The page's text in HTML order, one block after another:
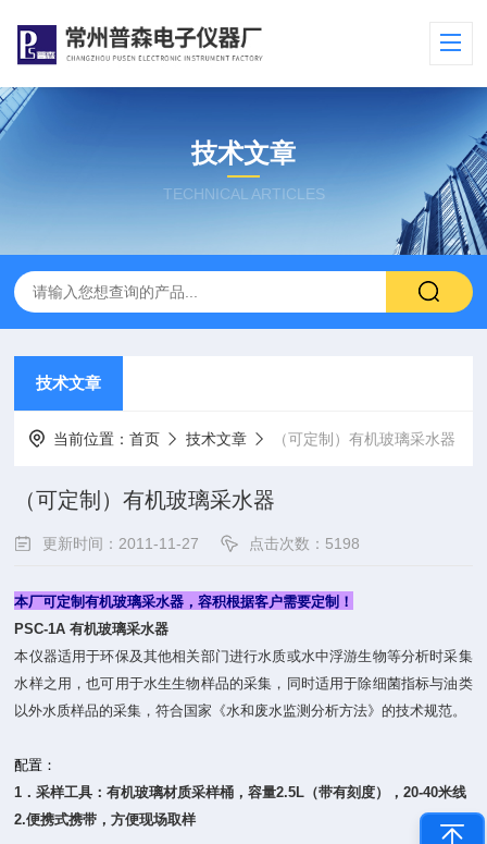
技术文章
TECHNICAL ARTICLES
技术文章
当前位置：首页 技术文章 （可定制）有机玻璃采水器
（可定制）有机玻璃采水器
更新时间：2011-11-27 点击次数：5198
本厂可定制有机玻璃采水器，容积根据客户需要定制！
PSC-1A 有机玻璃采水器
本仪器适用于环保及其他相关部门进行水质或水中浮游生物等分析时采集
水样之用，也可用于水生生物样品的采集，同时适用于除细菌指标与油类
以外水质样品的采集，符合国家《水和废水监测分析方法》的技术规范。
配置：
1．采样工具：有机玻璃材质采样桶 ，容量2.5L（带有刻度），20-40米线
2.便携式携带，方便现场取样